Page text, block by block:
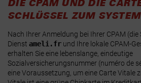
DIE CPAM UND DIE
SCHLÜSSEL ZUM SYSTEM
Nach Ihrer Anmeldung bei Ihrer CPAM (die
Dienst ameli.fr und Ihre lokale CPAM-
erhalten Sie eine lebenslange, eindeutige
Sozialversicherungsnummer (numéro de
eine Voraussetzung, um eine Carte Vitale